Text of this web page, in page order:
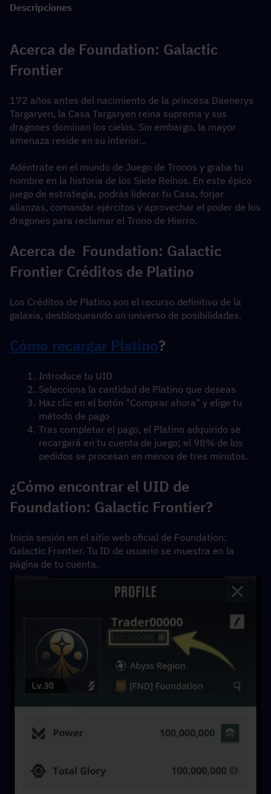
Descripciones
Acerca de Foundation: Galactic
Frontier
172 años antes del nacimiento de la princesa Daenerys
Targaryen, la Casa Targaryen reina suprema y sus
dragones dominan los cielos. Sin embargo, la mayor
amenaza reside en su interior...
Adéntrate en el mundo de Juego de Tronos y graba tu
nombre en la historia de los Siete Reinos. En este épico
juego de estrategia, podrás liderar tu Casa, forjar
alianzas, comandar ejércitos y aprovechar el poder de los
dragones para reclamar el Trono de Hierro.
Acerca de Foundation: Galactic
Frontier Créditos de Platino
Los Créditos de Platino son el recurso definitivo de la
galaxia, desbloqueando un universo de posibilidades.
Cómo recargar Platino?
Introduce tu UID
Selecciona la cantidad de Platino que deseas
Haz clic en el botón "Comprar ahora" y elige tu
método de pago
Tras completar el pago, el Platino adquirido se
recargará en tu cuenta de juego; el 98% de los
pedidos se procesan en menos de tres minutos.
¿Cómo encontrar el UID de
Foundation: Galactic Frontier?
Inicia sesión en el sitio web oficial de Foundation:
Galactic Frontier. Tu ID de usuario se muestra en la
página de tu cuenta.